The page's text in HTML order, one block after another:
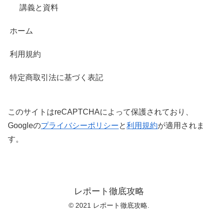
講義と資料
ホーム
利用規約
特定商取引法に基づく表記
このサイトはreCAPTCHAによって保護されており、
Googleのプライバシーポリシーと利用規約が適用されま
す。
レポート徹底攻略
© 2021 レポート徹底攻略.